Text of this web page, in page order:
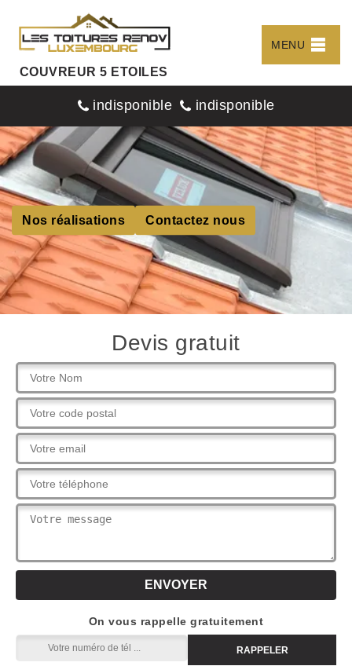
COUVREUR 5 ETOILES
MENU
indisponible indisponible
Nos réalisations Contactez nous
Devis gratuit
On vous rappelle gratuitement